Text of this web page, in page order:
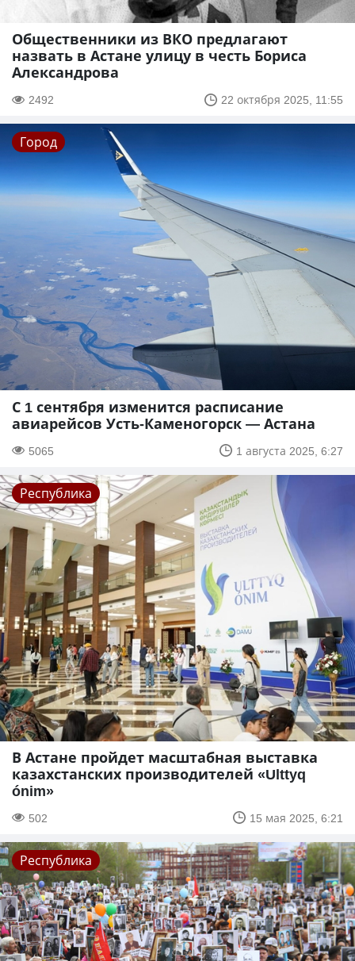
Общественники из ВКО предлагают
назвать в Астане улицу в честь Бориса
Александрова
2492 22 октября 2025, 11:55
Город
С 1 сентября изменится расписание
авиарейсов Усть-Каменогорск — Астана
5065 1 августа 2025, 6:27
Республика
В Астане пройдет масштабная выставка
казахстанских производителей «Ulttyq
ónim»
502 15 мая 2025, 6:21
Республика